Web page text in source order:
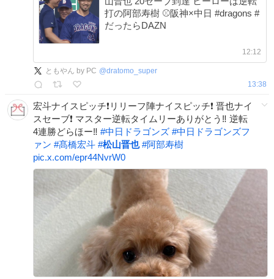
打の阿部寿樹 ⚾️阪神×中日 #dragons #
だったらDAZN
12:12
ともやん by PC @dratomo_super
13:38
宏斗ナイスピッチ❗️リリーフ陣ナイスピッチ❗️ 晋也ナイ
スセーブ❗️ マスター逆転タイムリーありがとう‼️ 逆転
4連勝どらほー‼️ #中日ドラゴンズ #中日ドラゴンズフ
ァン #髙橋宏斗 #松山晋也 #阿部寿樹
pic.x.com/epr44NvrW0